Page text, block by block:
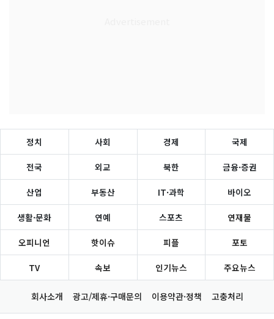
정치 사회 경제 국제
전국 외교 북한 금융·증권
산업 부동산 IT·과학 바이오
생활·문화 연예 스포츠 연재물
오피니언 핫이슈 피플 포토
TV 속보 인기뉴스 주요뉴스
회사소개 광고/제휴·구매문의 이용약관·정책 고충처리